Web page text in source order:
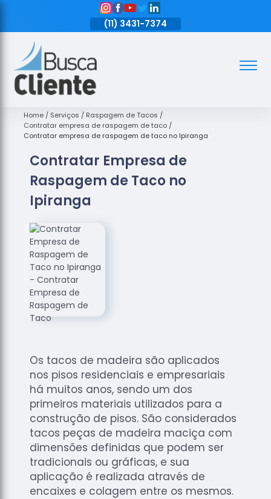
(11) 3431-7374
Assoalhos
de Madeira
Decks de
Empresas
de
Assoalhos
de Madeira
Loja de
Assoalhos
Raspagem
de
Assoalhos
Raspagem
de Tacos
de Tacos
de
Madeiras
Raspagens
de Pisos
Tacos de
Madeiras
Home Serviços
Raspagem de Tacos
Contratar empresa de raspagem de taco
Contratar empresa de raspagem de taco no Ipiranga
Contratar Empresa de
Raspagem de Taco no
Ipiranga
Os tacos de madeira são aplicados
nos pisos residenciais e empresariais
há muitos anos, sendo um dos
primeiros materiais utilizados para a
construção de pisos. São considerados
tacos peças de madeira maciça com
dimensões definidas que podem ser
tradicionais ou gráficas, e sua
aplicação é realizada através de
encaixes e colagem entre os mesmos.